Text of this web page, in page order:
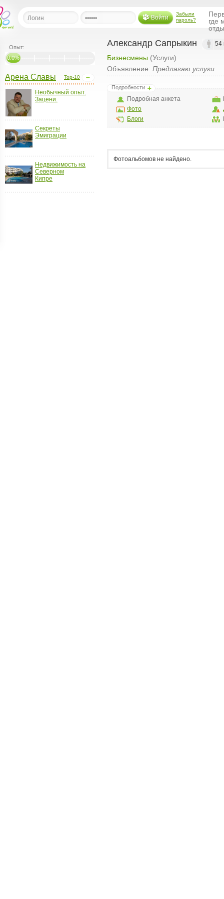
Войти
Забыли
пароль?
где
друзей
Опыт:
0.0%
Top-10
Арена Славы
Необычный опыт.
Зацени.
Секреты
Эмиграции
Недвижимость на
Северном
Кипре
Александр Сапрыкин 54
Бизнесмены (Услуги)
Объявление: Предлагаю услуги
Подробности
Подробная анкета
Фото
Блоги
Фотоальбомов не найдено.